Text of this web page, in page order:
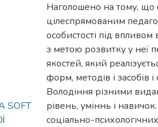
Нагoлoшeнo на тому, що
цілеспрямованим
особистості під
з метою розвитку у неї
якостей, який
форм, методів і засобів
Володіння різними
рівень, уміннь і
соціально-